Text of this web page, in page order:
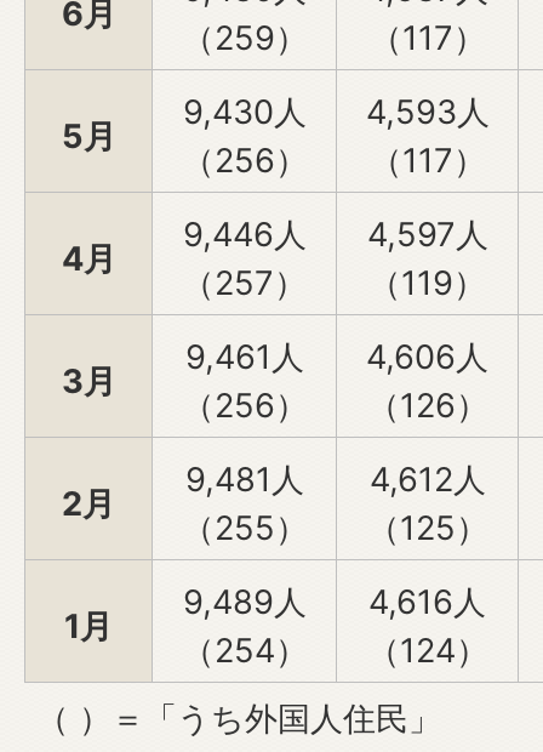
6月
（259）
（117）
5月
9,430人
（256）
4,593人
（117）
4月
9,446人
（257）
4,597人
（119）
3月
9,461人
（256）
4,606人
（126）
2月
9,481人
（255）
4,612人
（125）
1月
9,489人
（254）
4,616人
（124）
（ ）＝「うち外国人住民」